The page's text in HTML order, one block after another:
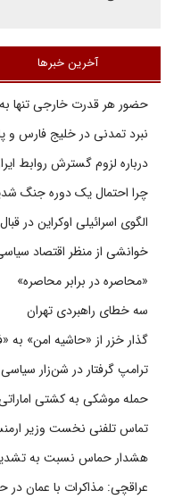
آخرین خبرها
حضور هر قدرت خارجی تنها
نبرد تمدنی در خلیج فارس و
درباره لزوم گسترش روابط
چرا احتمال یک دوره جنگ
الگوی اسرائیلی اوکراین در
خوانشی از منظر اقتصاد
«محاصره در برابر محاصره»
سه خطای راهبردی تهران
گذار خزر از «حاشیه امن» به
ترامپ گرفتار در شن‌زار سیاسی
حمله موشکی به کشتی
تماس تلفنی نخست وزیر
هشدار حماس نسبت به
عراقچی: مذاکرات با عمان در